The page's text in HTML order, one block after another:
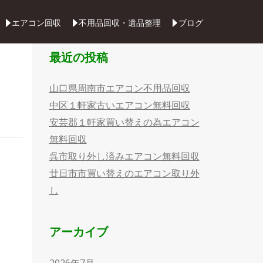
エアコン回収 不用品回収・遺品整理 ブログ
最近の投稿
山口県周南市エアコン不用品回収
中区１軒家古いエアコン無料回収
安芸郡１軒家買い替えの為エアコン
無料回収
呉市取り外し済みエアコン無料回収
廿日市市買い替えのエアコン取り外
し
アーカイブ